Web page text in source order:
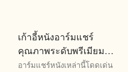
เก้าอี้หนังอาร์มแชร์
คุณภาพระดับพรีเมียม
ทนทานต่อการเด้งกลับ
อาร์มแชร์หนังเหล่านี้โดดเด่น